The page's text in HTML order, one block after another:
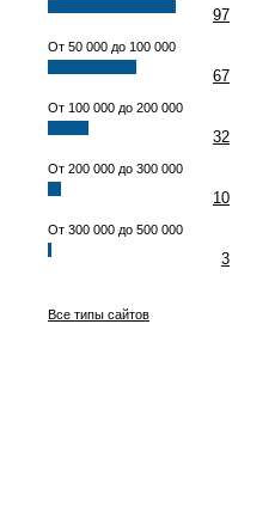
97
От 50 000 до 100 000
67
От 100 000 до 200 000
32
От 200 000 до 300 000
10
От 300 000 до 500 000
3
Все типы сайтов